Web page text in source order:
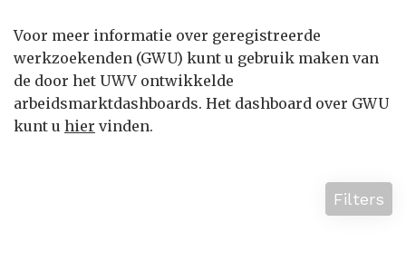
Voor meer informatie over geregistreerde
werkzoekenden (GWU) kunt u gebruik maken van
de door het UWV ontwikkelde
arbeidsmarktdashboards. Het dashboard over GWU
kunt u hier vinden.
Filters